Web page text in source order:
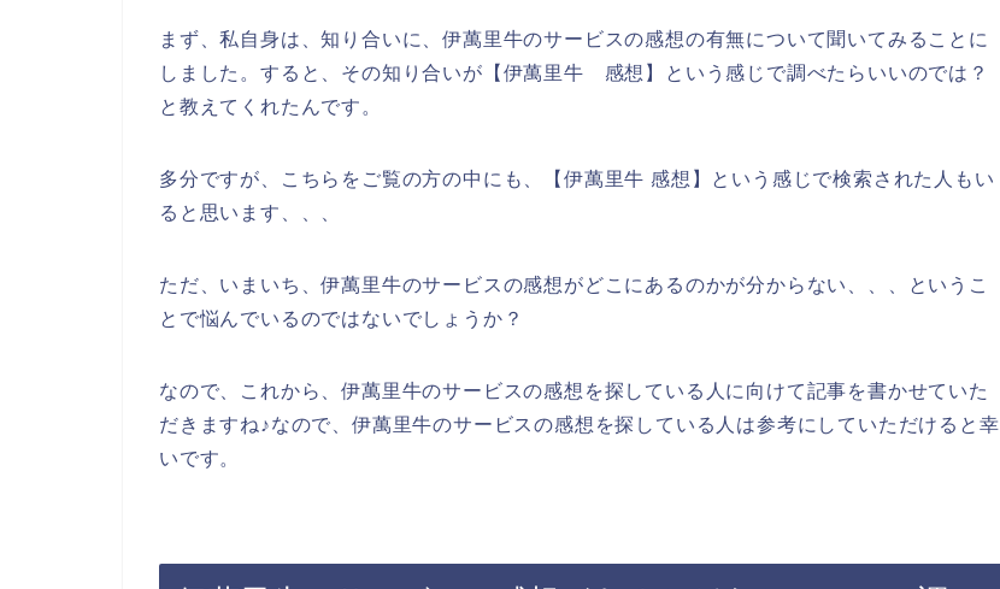
まず、私自身は、知り合いに、伊萬里牛のサービスの感想の有無について聞いてみることに
しました。すると、その知り合いが【伊萬里牛 感想】という感じで調べたらいいのでは？
と教えてくれたんです。
多分ですが、こちらをご覧の方の中にも、【伊萬里牛 感想】という感じで検索された人もい
ると思います、、、
ただ、いまいち、伊萬里牛のサービスの感想がどこにあるのかが分からない、、、というこ
とで悩んでいるのではないでしょうか？
なので、これから、伊萬里牛のサービスの感想を探している人に向けて記事を書かせていた
だきますね♪なので、伊萬里牛のサービスの感想を探している人は参考にしていただけると幸
いです。